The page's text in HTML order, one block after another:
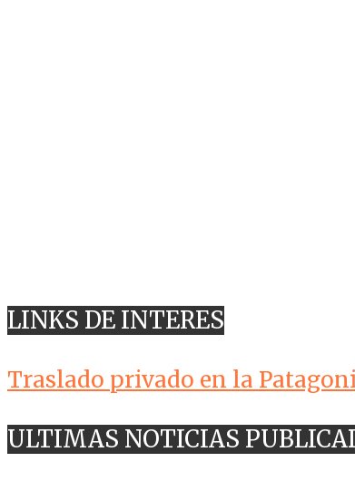
LINKS DE INTERES
Traslado privado en la
ULTIMAS NOTICIAS